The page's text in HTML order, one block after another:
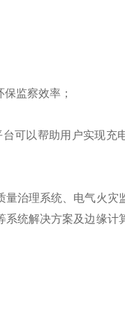
监察效率；
可以帮助用户实现充
治理系统、电气火灾
统解决方案及边缘计